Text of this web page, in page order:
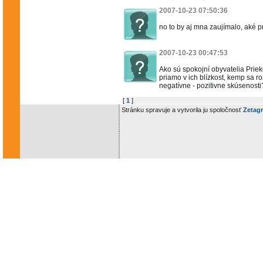
2007-10-23 07:50:36
no to by aj mna zaujímalo, aké
2007-10-23 00:47:53
Ako sú spokojní obyvatelia
priamo v ich blízkost, kemp sa
negatívne - pozitivne
[ 1 ]
Stránku spravuje a vytvorila ju spoločnosť